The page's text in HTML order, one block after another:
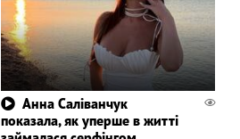
Анна Саліванчук
показала, як уперше в житті